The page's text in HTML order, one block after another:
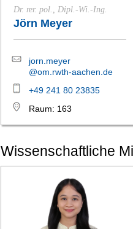
Dr. rer. pol., Dipl.-Wi.-Ing.
Jörn Meyer
jorn.meyer
@om.rwth-aachen.de
+49 241 80 23835
Raum: 163
Wissenschaftliche